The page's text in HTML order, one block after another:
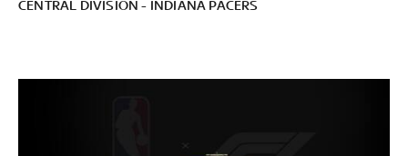
CENTRAL DIVISION - INDIANA PACERS